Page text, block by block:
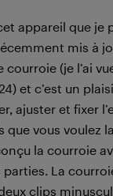
appareil que je
mis à
(je l’ai
et c’est un
ajuster et fixer
que vous voulez
la courroie
La
clips